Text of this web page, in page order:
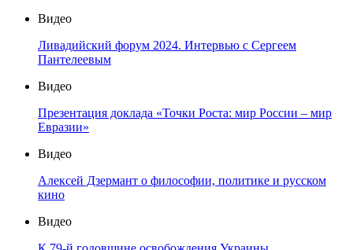
Видео
Ливадийский форум 2024. Интервью с Сергеем
Пантелеевым
Видео
Презентация доклада «Точки Роста: мир России – мир
Евразии»
Видео
Алексей Дзермант о философии, политике и русском
кино
Видео